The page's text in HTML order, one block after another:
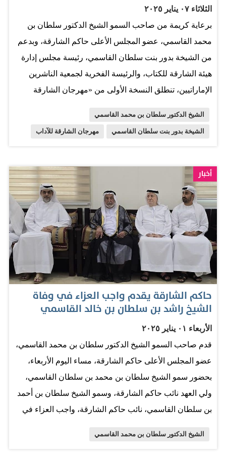
نقل الناس إلى بيت الشعر في كل بلد وهو جزءٌ هام من العمل
المفروض لإحياء الشعر والتعرف على شعراء تلك البلدان عن
قرب. وتناول صاحب السمو حاكم الشارقة تجربة بيوت الشعر
التي أُنشأت بتوجيه ومتابعة من سموه في المدن العربية
المختلفة حيث أنها فتحت نوافذ للشعراء،…
الثلاثاء ٠٧ يناير ٢٠٢٥
برعاية كريمة من صاحب السمو الشيخ الدكتور سلطان بن
محمد القاسمي، عضو المجلس الأعلى حاكم الشارقة، وبدعم
من الشيخة بدور بنت سلطان القاسمي، رئيسة مجلس إدارة
هيئة الشارقة للكتاب، والرئيسة الفخرية لجمعية الناشرين
الإماراتيين، تنطلق النسخة الأولى من «مهرجان الشارقة
الجاري. ويستهدف المهرجان، الذي يعد محطة ثقافية استثنائية
ومحبي الكتب من شتى أطياف المجتمع؛ لتبادل المعارف
والتجارب الفريدة في أجواء ثقافية ملهمة، حيث يزخر بأنشطة
متنوعة صُممت لتلبية اهتمامات جميع زواره، ما يجعله منصة
مثالية لتعزيز الحوار الثقافي وإبراز جماليات الأدب الإماراتي
المعاصر. إضافة نوعية وقال أحمد بن ركاض العامري، الرئيس
التنفيذي لهيئة الشارقة للكتاب: «إن النهوض بواقع الأدب
الإماراتي قراءة وتأليفاً ونشراً يجسد رؤية صاحب السمو الشيخ
الدكتور سلطان بن محمد القاسمي، عضو المجلس الأعلى
حاكم الشارقة، تجاه مستقبل المعرفة والإبداع المحلي، وتجاه
دور المثقف والأديب في صياغة مستقبل مجتمعه وتحقيق
تطلعات وطنه، ونحن في هيئة الشارقة للكتاب تحت قيادة
الشيخة بدور بنت سلطان القاسمي، رئيسة مجلس إدارة
الهيئة، نضع هذه المهمة على رأس قائمة أولوياتنا وندعم كل
خطوة وحدث ومبادرة تصب في هذا الإطار». وأضاف: «إن
المهرجان سيكون إضافة نوعية لأجندة الفعاليات…
الشيخ الدكتور سلطان بن محمد القاسمي
الشيخة بدور بنت سلطان القاسمي مهرجان الشارقة للآداب
أخبار
حاكم الشارقة يقدم واجب العزاء في وفاة
الشيخ راشد بن سلطان بن خالد القاسمي
الأربعاء ٠١ يناير ٢٠٢٥
قدم صاحب السمو الشيخ الدكتور سلطان بن محمد القاسمي،
عضو المجلس الأعلى حاكم الشارقة، مساء اليوم الأربعاء،
بحضور سمو الشيخ سلطان بن محمد بن سلطان القاسمي،
ولي العهد نائب حاكم الشارقة، وسمو الشيخ سلطان بن أحمد
بن سلطان القاسمي، نائب حاكم الشارقة، واجب العزاء في
الشيخ الدكتور سلطان بن محمد القاسمي